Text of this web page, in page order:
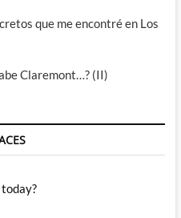
que me encontré en Los
Claremont…? (II)